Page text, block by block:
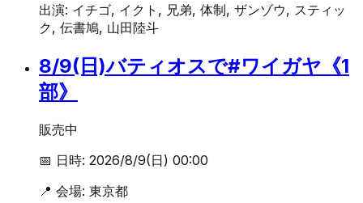
出演: イチゴ, イクト, 兄弟, 体制, ザンゾウ, スティッ
ク, 伝書鳩, 山田陸斗
8/9(日)バティオスで#ワイガヤ《1
部》
販売中
📅 日時: 2026/8/9(日) 00:00
📍 会場: 東京都